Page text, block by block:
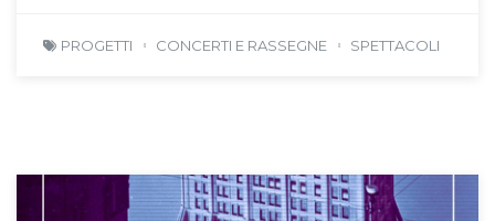
PROGETTI CONCERTI E RASSEGNE SPETTACOLI